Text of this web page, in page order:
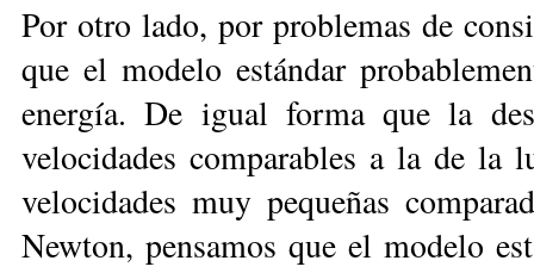
Por otro lado, por problemas de
que el modelo estándar
energía. De igual forma que la
velocidades comparables a la de la
velocidades muy pequeñas
Newton, pensamos que el modelo